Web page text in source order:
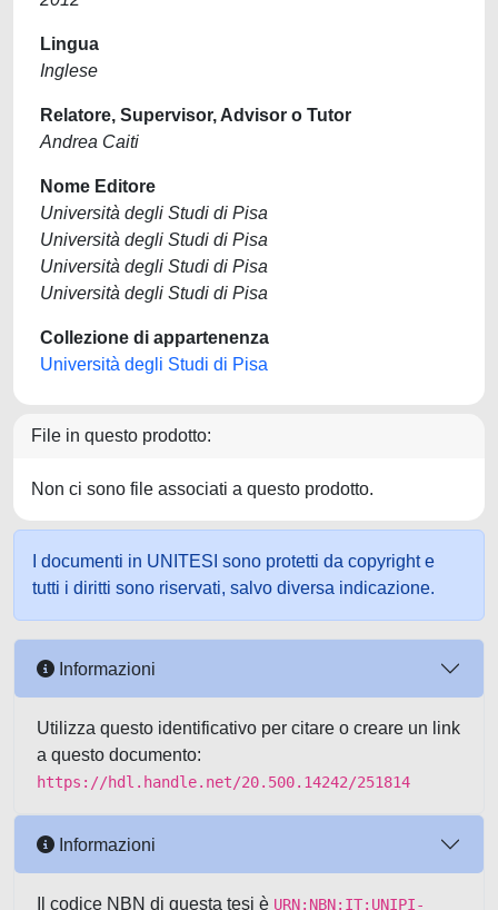
Lingua
Inglese
Relatore, Supervisor, Advisor o Tutor
Andrea Caiti
Nome Editore
Università degli Studi di Pisa
Università degli Studi di Pisa
Università degli Studi di Pisa
Università degli Studi di Pisa
Collezione di appartenenza
Università degli Studi di Pisa
File in questo prodotto:
Non ci sono file associati a questo prodotto.
I documenti in UNITESI sono protetti da copyright e
tutti i diritti sono riservati, salvo diversa indicazione.
Informazioni
Utilizza questo identificativo per citare o creare un link
a questo documento:
https://hdl.handle.net/20.500.14242/251814
Informazioni
Il codice NBN di questa tesi è URN:NBN:IT:UNIPI-